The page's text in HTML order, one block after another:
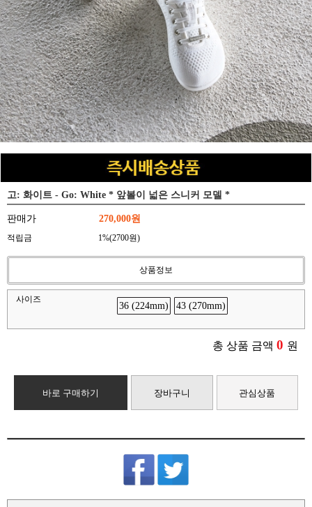
고: 화이트 - Go: White * 앞볼이 넓은 스니커 모델 *
판매가 270,000원
적립금 1%(2700원)
상품정보
사이즈
36 (224mm) 43 (270mm)
총 상품 금액 0 원
바로 구매하기 장바구니 관심상품